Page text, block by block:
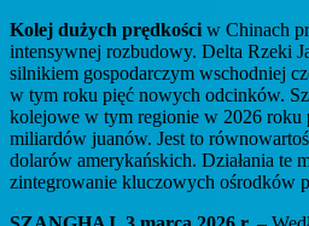
Kolej dużych prędkości w Chinach
intensywnej rozbudowy. Delta Rzeki
silnikiem gospodarczym wschodniej
w tym roku pięć nowych odcinków.
kolejowe w tym regionie w 2026 roku
miliardów juanów. Jest to
dolarów amerykańskich. Działania te
zintegrowanie kluczowych ośrodków